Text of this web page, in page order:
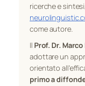
ricerche e
come autore.
Il Prof. Dr.
adottare un
orientato
primo a